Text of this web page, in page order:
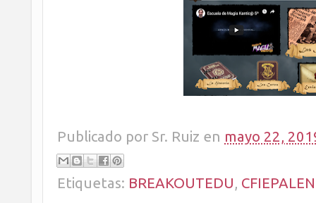
Publicado por Sr. Ruiz en mayo 22,
Etiquetas: BREAKOUTEDU,